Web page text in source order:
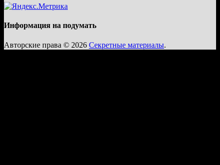
Информация на подумать
Авторские права © 2026 Секретные материалы.